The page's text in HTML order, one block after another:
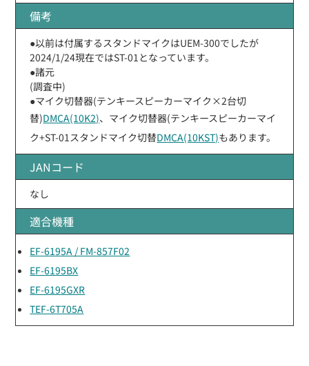
備考
●以前は付属するスタンドマイクはUEM-300でしたが
2024/1/24現在ではST-01となっています。
●諸元
(調査中)
●マイク切替器(テンキースピーカーマイク×2台切
替)DMCA(10K2)、マイク切替器(テンキースピーカーマイ
ク+ST-01スタンドマイク切替DMCA(10KST)もあります。
JANコード
なし
適合機種
EF-6195A / FM-857F02
EF-6195BX
EF-6195GXR
TEF-6T705A